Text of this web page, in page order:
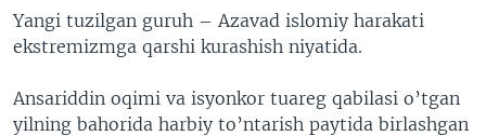
Yangi tuzilgan guruh – Azavad islomiy harakati
ekstremizmga qarshi kurashish niyatida.
Ansariddin oqimi va isyonkor tuareg qabilasi o’tgan
yilning bahorida harbiy to’ntarish paytida birlashgan